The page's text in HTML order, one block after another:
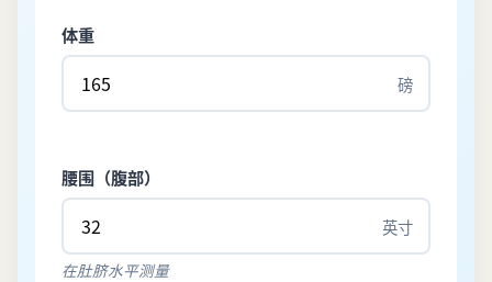
体重
磅
腰围（腹部）
英寸
在肚脐水平测量